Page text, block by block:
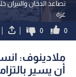
تصاعد الدخان والنيران
غزة
0
0
ملادينوف:
أن يسير